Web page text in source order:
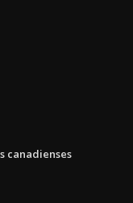
canadienses